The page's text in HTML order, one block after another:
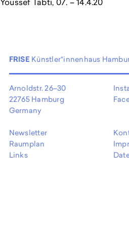
EN
FRISE Künstler*innenhaus
Arnoldstr. 26–30
22765 Hamburg
Germany
Newsletter
Raumplan
Links